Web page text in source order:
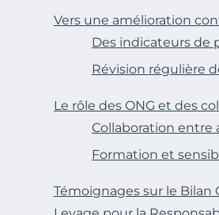
Vers une amélioration
Des indicateurs de
Révision régulière
Le rôle des ONG et des
Collaboration entre
Formation et
Témoignages sur le Bilan